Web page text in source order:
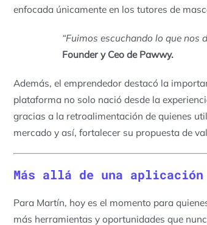
enfocada únicamente en los tutores de
“Fuimos escuchando lo que
Founder y Ceo de Pawwy.
Además, el emprendedor destacó la
plataforma no solo nació desde la
gracias a la retroalimentación de quienes
mercado y así, fortalecer su propuesta de
Más allá de una aplicación
Para Martín, hoyes el momento para
más herramientas y oportunidades que